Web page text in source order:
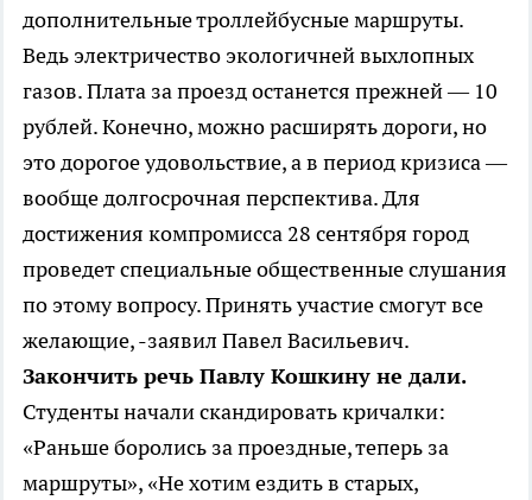
дополнительные троллейбусные маршруты.
Ведь электричество экологичней выхлопных
газов. Плата за проезд останется прежней — 10
рублей. Конечно, можно расширять дороги, но
это дорогое удовольствие, а в период кризиса —
вообще долгосрочная перспектива. Для
достижения компромисса 28 сентября город
проведет специальные общественные слушания
по этому вопросу. Принять участие смогут все
желающие, -заявил Павел Васильевич.
Закончить речь Павлу Кошкину не дали.
Студенты начали скандировать кричалки:
«Раньше боролись за проездные, теперь за
маршруты», «Не хотим ездить в старых,